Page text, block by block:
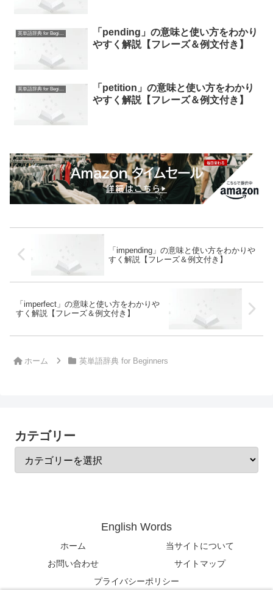
英単語辞典 for Beginners
「pending」の意味と使い方をわかり
やすく解説【フレーズ＆例文付き】
英単語辞典 for Beginners
「petition」の意味と使い方をわかり
やすく解説【フレーズ＆例文付き】
「impending」の意味と使い方をわかりや
すく解説【フレーズ＆例文付き】
「imperfect」の意味と使い方をわかりや
すく解説【フレーズ＆例文付き】
ホーム 英単語辞典 for Beginners
カテゴリー
English Words
ホーム
当サイトについて
お問い合わせ
サイトマップ
プライバシーポリシー